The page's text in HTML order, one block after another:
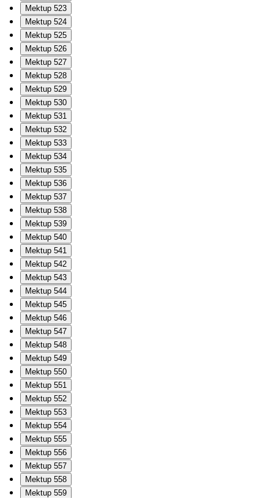
Mektup 523
Mektup 524
Mektup 525
Mektup 526
Mektup 527
Mektup 528
Mektup 529
Mektup 530
Mektup 531
Mektup 532
Mektup 533
Mektup 534
Mektup 535
Mektup 536
Mektup 537
Mektup 538
Mektup 539
Mektup 540
Mektup 541
Mektup 542
Mektup 543
Mektup 544
Mektup 545
Mektup 546
Mektup 547
Mektup 548
Mektup 549
Mektup 550
Mektup 551
Mektup 552
Mektup 553
Mektup 554
Mektup 555
Mektup 556
Mektup 557
Mektup 558
Mektup 559